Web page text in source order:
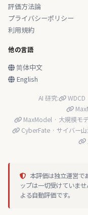
評価方法論
プライバシーポリシー
利用規約
他の言語
简体中文
English
AI 研究:
WDCD
MaxModel · 大規模モ
CyberFate · サイバー山
本評価は独立運営で
ップは一切受けていま
よる自動評価です。